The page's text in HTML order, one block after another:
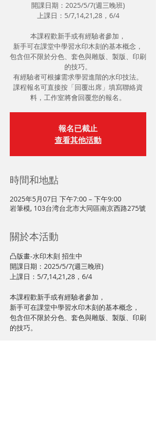
開課日期：2025/5/7(週三晚班)
上課日：5/7,14,21,28，6/4
本課程歡新手或有經驗者參加，
新手可在課堂中學習水印木刻的基本概念，
包含但不限於分色、套色與雕版、製版、印刷
的技巧。
有經驗者可根據需求學習進階的水印技法。
課程報名可直接按「回覆出席」填寫聯絡資
料，工作室將會回覆您的報名。
報名已截止
查看其他活動
時間和地點
2025年5月07日 下午7:00 – 下午9:00
岩筆模, 103台湾台北市大同區南京西路275號
關於本活動
凸版畫-水印木刻 招生中
開課日期：2025/5/7(週三晚班)
上課日：5/7,14,21,28，6/4
本課程歡新手或有經驗者參加，
新手可在課堂中學習水印木刻的基本概念，
包含但不限於分色、套色與雕版、製版、印刷
的技巧。